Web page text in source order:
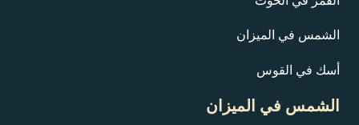
الشمس في الميزان
أسك في القوس
الشمس في الميزان